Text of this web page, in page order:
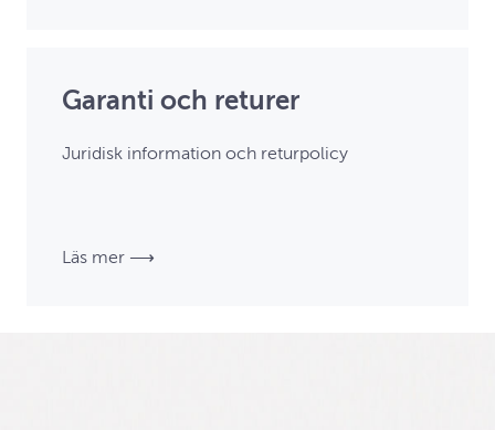
Garanti och returer
Juridisk information och returpolicy
Läs mer ⟶